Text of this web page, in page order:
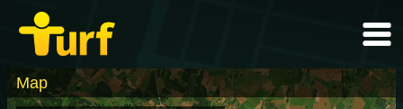
Map